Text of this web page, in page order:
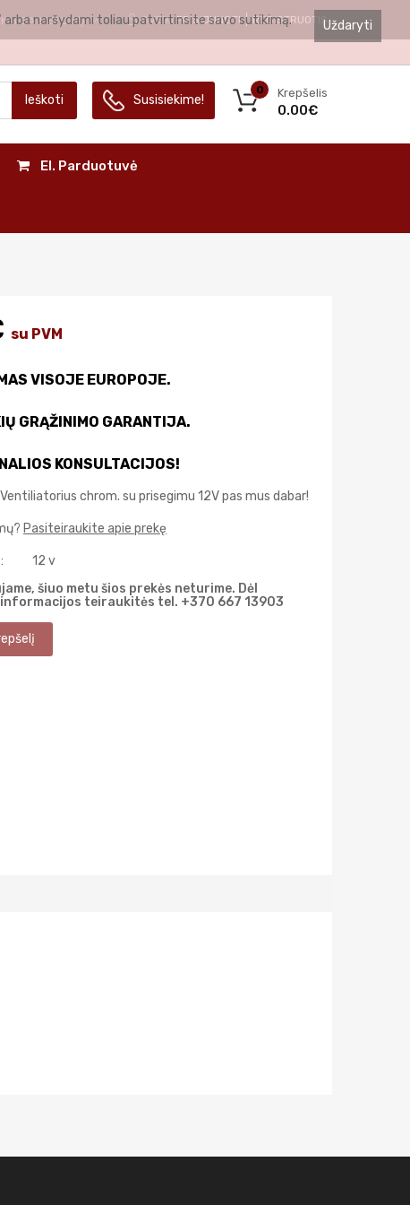
KALBA LIETUVIŲ SVEIKI PRISIJUNGTI REGISTRUOTIS
Ieškoti Krepšelis
0
0.00€
Susisiekime!
El. Parduotuvė
su PVM
VISOJE EUROPOJE.
GRĄŽINIMO GARANTIJA.
KONSULTACIJOS!
chrom. su prisegimu 12V pas mus dabar!
Pasiteiraukite apie prekę
12 v
šiuo metu šios prekės neturime. Dėl
informacijos teiraukitės tel. +370 667 13903
Uždaryti
arba naršydami toliau patvirtinsite savo sutikimą.